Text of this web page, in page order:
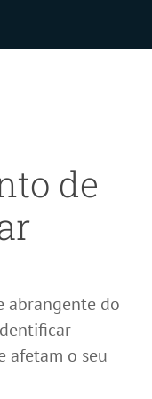
de
abrangente do
afetam o seu